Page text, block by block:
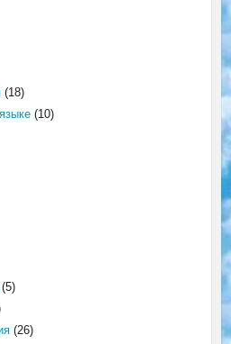
(18)
(10)
(26)